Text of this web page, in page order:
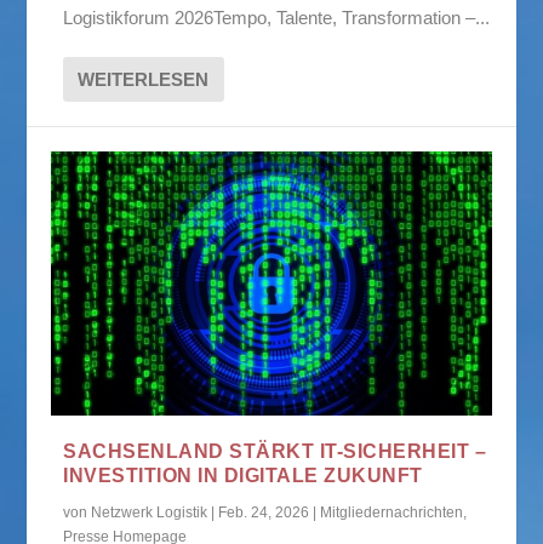
Logistikforum 2026Tempo, Talente, Transformation –...
WEITERLESEN
SACHSENLAND STÄRKT IT-SICHERHEIT –
INVESTITION IN DIGITALE ZUKUNFT
von Netzwerk Logistik Feb. 24, 2026 Mitgliedernachrichten,
Presse Homepage